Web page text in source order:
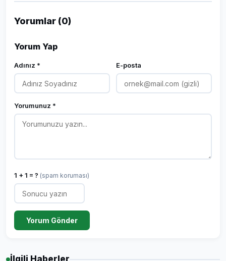
Yorumlar (0)
Yorum Yap
Adınız * E-posta
Yorumunuz *
1 + 1 = ? (spam koruması)
Yorum Gönder
İlgili Haberler